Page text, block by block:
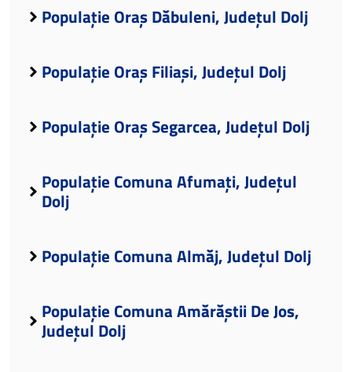
Populație Oraș Dăbuleni, Județul Dolj
Populație Oraș Filiași, Județul Dolj
Populație Oraș Segarcea, Județul Dolj
Populație Comuna Afumați, Județul
Dolj
Populație Comuna Almăj, Județul Dolj
Populație Comuna Amărăștii De Jos,
Județul Dolj